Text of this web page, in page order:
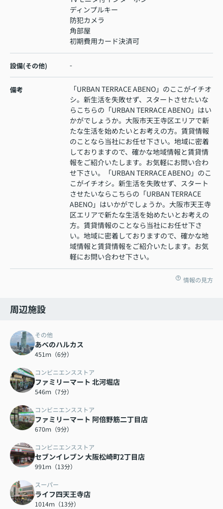
ディンプルキー
防犯カメラ
角部屋
初期費用カード決済可
設備(その他) -
備考
「URBAN TERRACE ABENO」のここがイチオ
シ。新生活を失敗せず、スタートさせたいな
らこちらの「URBAN TERRACE ABENO」はい
かがでしょうか。大阪市天王寺区エリアで新
たな生活を始めたいとお考えの方。賃貸情報
のことなら当社にお任せ下さい。地域に密着
しておりますので、確かな地域情報と賃貸情
報をご紹介いたします。お気軽にお問い合わ
せ下さい。「URBAN TERRACE ABENO」のこ
こがイチオシ。新生活を失敗せず、スタート
させたいならこちらの「URBAN TERRACE
ABENO」はいかがでしょうか。大阪市天王寺
区エリアで新たな生活を始めたいとお考えの
方。賃貸情報のことなら当社にお任せ下さ
い。地域に密着しておりますので、確かな地
域情報と賃貸情報をご紹介いたします。お気
軽にお問い合わせ下さい。
情報の見方
周辺施設
その他
あべのハルカス
451ｍ（6分）
コンビニエンスストア
ファミリーマート 北河堀店
546ｍ（7分）
コンビニエンスストア
ファミリーマート 阿倍野筋二丁目店
670ｍ（9分）
コンビニエンスストア
セブンイレブン 大阪松崎町2丁目店
991ｍ（13分）
スーパー
ライフ四天王寺店
1014ｍ（13分）